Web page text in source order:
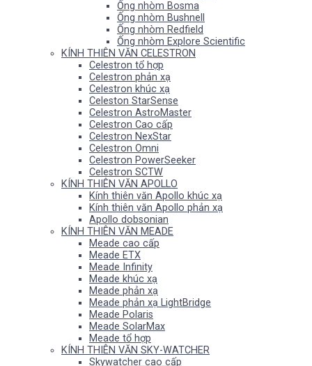
Ống nhòm Bosma
Ống nhòm Bushnell
Ống nhòm Redfield
Ống nhòm Explore Scientific
KÍNH THIÊN VĂN CELESTRON
Celestron tổ hợp
Celestron phản xạ
Celestron khúc xạ
Celeston StarSense
Celestron AstroMaster
Celestron Cao cấp
Celestron NexStar
Celestron Omni
Celestron PowerSeeker
Celestron SCTW
KÍNH THIÊN VĂN APOLLO
Kính thiên văn Apollo khúc xạ
Kính thiên văn Apollo phản xạ
Apollo dobsonian
KÍNH THIÊN VĂN MEADE
Meade cao cấp
Meade ETX
Meade Infinity
Meade khúc xạ
Meade phản xạ
Meade phản xạ LightBridge
Meade Polaris
Meade SolarMax
Meade tổ hợp
KÍNH THIÊN VĂN SKY-WATCHER
Skywatcher cao cấp